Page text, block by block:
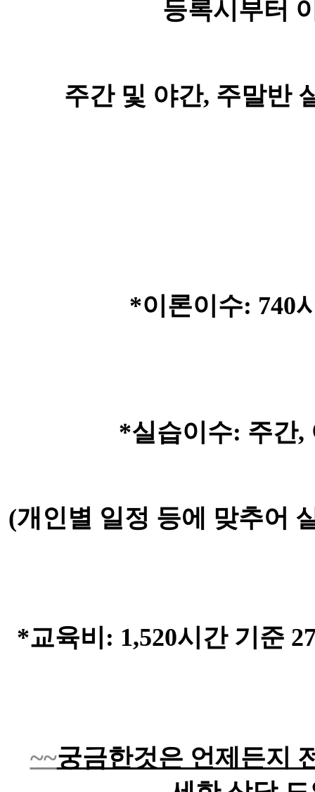
등록시부터
주간 및 야간, 주말반
*이론이수: 740
*실습이수: 주간,
(개인별 일정 등에 맞추어
*교육비 : 1,520시간 기준
~~궁금한것은 언제든지